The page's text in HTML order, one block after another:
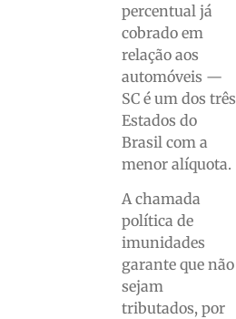
percentual já
cobrado em
relação aos
automóveis —
SC é um dos três
Estados do
Brasil com a
menor alíquota.
A chamada
política de
imunidades
garante que não
sejam
tributados, por